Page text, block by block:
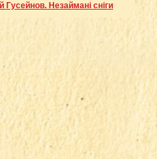
Гусейнов. Незаймані сніги